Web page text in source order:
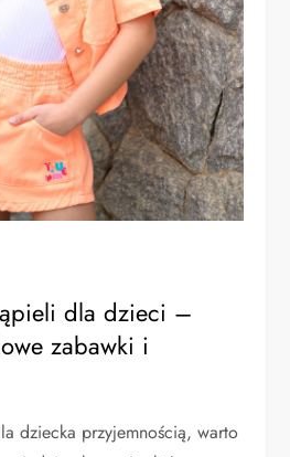
dla dzieci –
zabawki i
dziecka przyjemnością, warto